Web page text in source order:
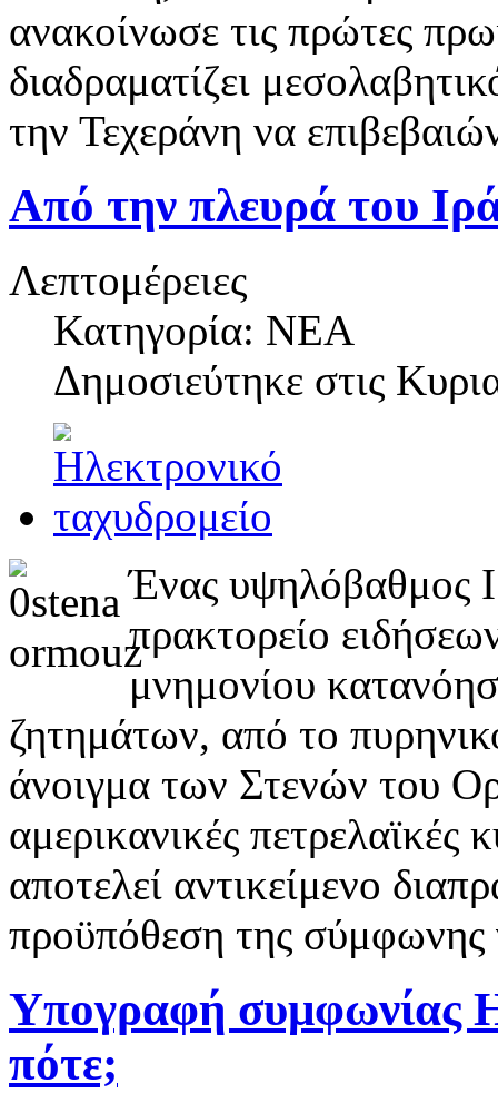
ανακοίνωσε τις πρώτες
διαδραματίζει
την Τεχεράνη να
Από την πλευρά του
Λεπτομέρειες
Κατηγορία: ΝΕΑ
Δημοσιεύτηκε στις
Ένας υψηλόβαθμος
πρακτορείο
μνημονίου
ζητημάτων, από το
άνοιγμα των Στενών του
αμερικανικές πετρελαϊκές
αποτελεί αντικείμενο
προϋπόθεση της
Υπογραφή συμφωνίας
πότε;